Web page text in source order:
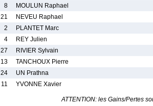
8
MOULUN Raphael
21
NEVEU Raphael
2
PLANTET Marc
4
REY Julien
27
RIVIER Sylvain
13
TANCHOUX Pierre
24
UN Prathna
11
YVONNE Xavier
ATTENTION: les Gains/Pertes